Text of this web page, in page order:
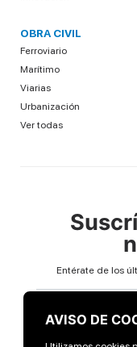
OBRA CIVIL
Ferroviario
Marítimo
Viarias
Urbanización
Ver todas
Entérate de los
AVISO DE